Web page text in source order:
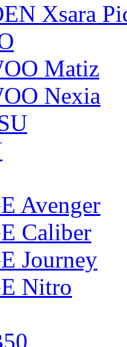
Xsara
Matiz
Nexia
Avenger
Caliber
Journey
Nitro